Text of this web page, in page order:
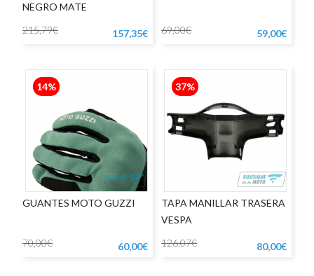
NEGRO MATE
215,79€
157,35€ 69,00€ 59,00€
14%
GUANTES MOTO GUZZI
70,00€ 60,00€
37%
TAPA MANILLAR TRASERA
VESPA
126,07€
80,00€